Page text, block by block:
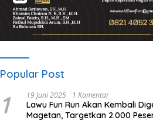
Popular Post
1 19 Juni 2025 1 Komentar
Lawu Fun Run Akan Kembali
Magetan, Targetkan 2.000